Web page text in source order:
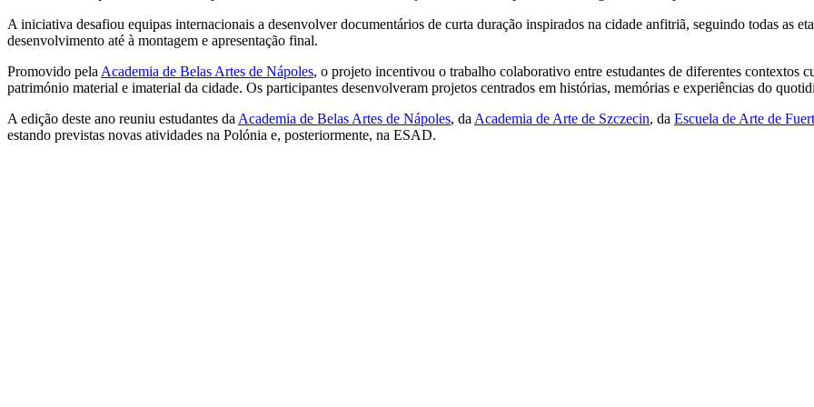
A iniciativa desafiou equipas internacionais a desenvolver documentários de curta duração inspirados na cidade anfitriã, seguindo todas as
desenvolvimento até à montagem e apresentação final.
Promovido pela Academia de Belas Artes de Nápoles, o projeto incentivou o trabalho colaborativo entre estudantes de diferentes contextos
património material e imaterial da cidade. Os participantes desenvolveram projetos centrados em histórias, memórias e experiências do
A edição deste ano reuniu estudantes da Academia de Belas Artes de Nápoles, da Academia de Arte de Szczecin, da Escuela de Arte de
estando previstas novas atividades na Polónia e, posteriormente, na ESAD.